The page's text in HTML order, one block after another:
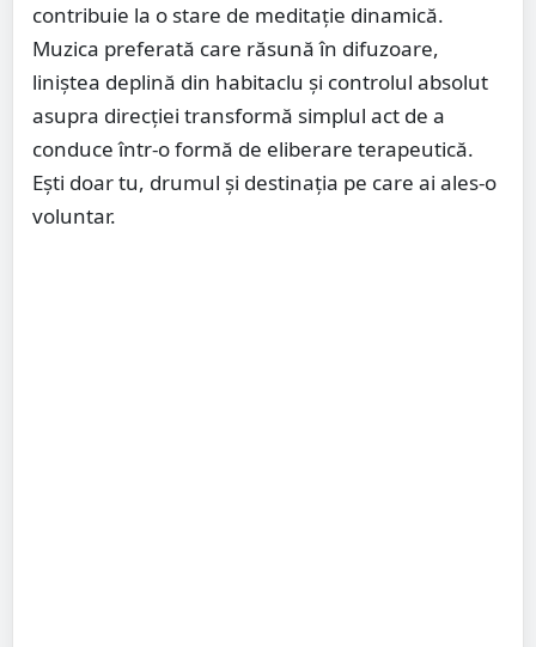
contribuie la o stare de meditație dinamică.
Muzica preferată care răsună în difuzoare,
liniștea deplină din habitaclu și controlul absolut
asupra direcției transformă simplul act de a
conduce într-o formă de eliberare terapeutică.
Ești doar tu, drumul și destinația pe care ai ales-o
voluntar.